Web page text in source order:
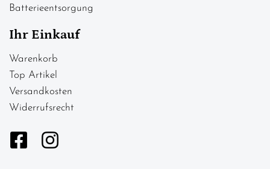
Batterieentsorgung
Ihr Einkauf
Warenkorb
Top Artikel
Versandkosten
Widerrufsrecht